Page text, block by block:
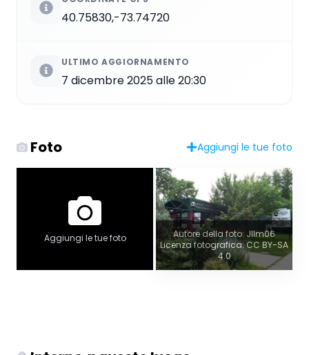
40.75830,-73.74720
ULTIMO AGGIORNAMENTO
7 dicembre 2025 alle 20:30
Foto Aggiungi le tue foto
Aggiungi le tue foto
Autore della foto: Jllm06
Licenza fotografica: CC BY-SA
4.0